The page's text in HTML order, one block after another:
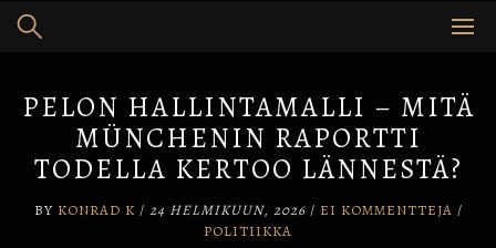
PELON HALLINTAMALLI – MITÄ
MÜNCHENIN RAPORTTI
TODELLA KERTOO LÄNNESTÄ?
BY KONRAD K / 24 HELMIKUUN, 2026/ EI KOMMENTTEJA /
POLITIIKKA